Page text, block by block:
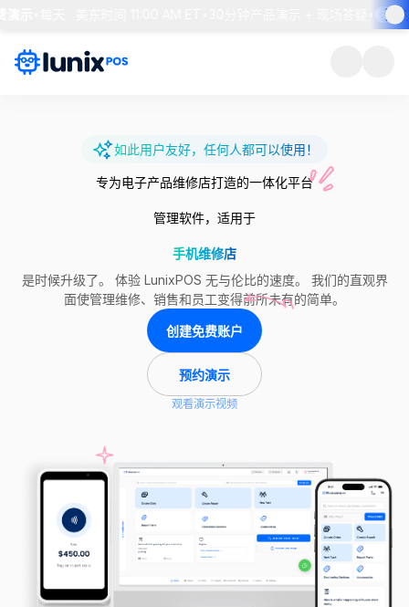
预约席
如此用户友好，任何人都可以使用！
专为电子产品维修店打造的一体化平台
管理软件，适用于
手机维修店
是时候升级了。 体验 LunixPOS 无与伦比的速度。 我们的直观界
面使管理维修、销售和员工变得前所未有的简单。
观看演示视频
预约演示
创建免费账户